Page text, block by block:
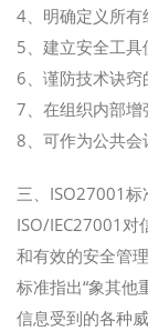
4、明确定义所
5、建立安全工具
6、谨防技术诀窍
7、在组织内部增
8、可作为公共会
三、ISO27001标
ISO/IEC27001对
和有效的安全管
标准指出“象其他
信息受到的各种